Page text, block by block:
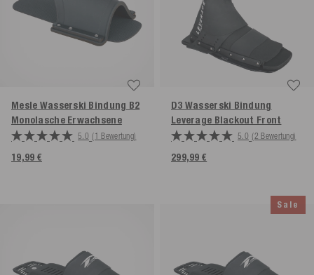
Mesle Wasserski Bindung B2
Monolasche Erwachsene
5.0 (1 Bewertung)
19,99 €
D3 Wasserski Bindung
Leverage Blackout Front
5.0 (2 Bewertung)
299,99 €
Sale